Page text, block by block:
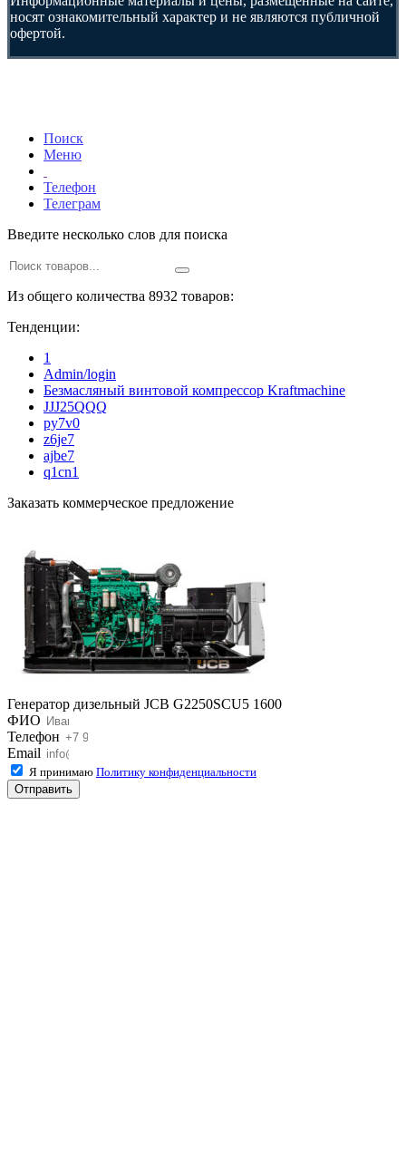
носят ознакомительный характер и не являются публичной
офертой.
Поиск
Меню
Телефон
Телеграм
Введите несколько слов для поиска
Из общего количества 8932 товаров:
Тенденции:
1
Admin/login
Безмасляный винтовой компрессор Kraftmaсhine
JJJ25QQQ
py7v0
z6je7
ajbe7
q1cn1
Заказать коммерческое предложение
Генератор дизельный JCB G2250SCU5 1600
ФИО
Телефон
Email
Я принимаю Политику конфиденциальности
Отправить